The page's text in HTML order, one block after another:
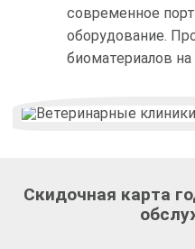
современное
оборудование.
биоматериалов на
Скидочная карта